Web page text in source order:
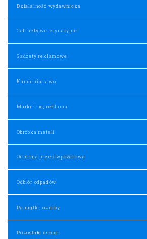
Działalność wydawnicza
Gabinety weterynaryjne
Gadżety reklamowe
Kamieniarstwo
Marketing, reklama
Obróbka metali
Ochrona przeciwpożarowa
Odbiór odpadów
Pamiątki, ozdoby
Pozostałe usługi